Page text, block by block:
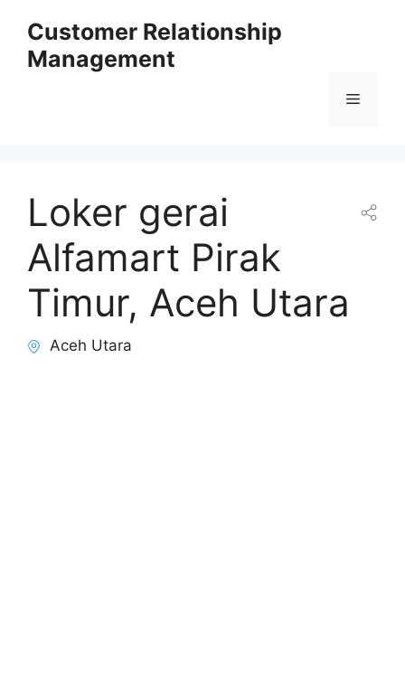
content
Customer Relationship
Management
Menu
Loker gerai
Alfamart Pirak
Timur, Aceh Utara
Aceh Utara